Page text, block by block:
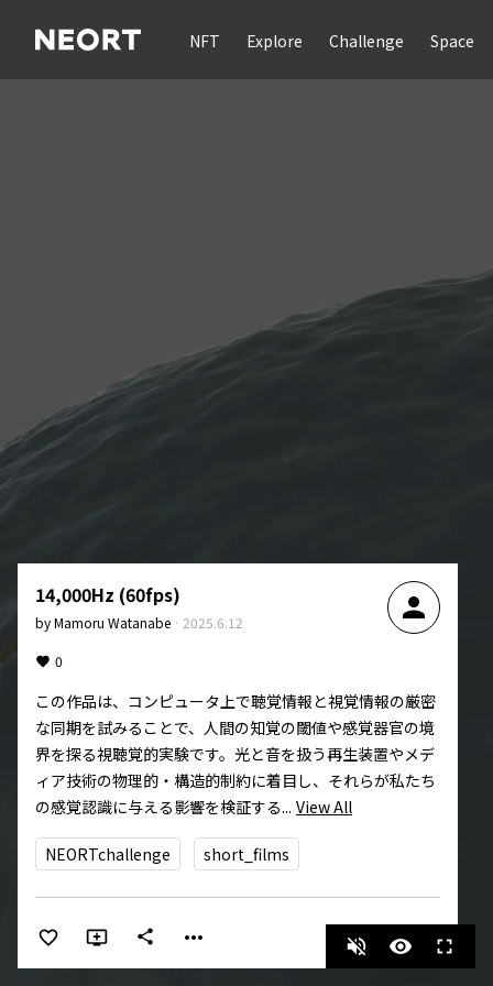
NFT Explore Challenge Space
14,000Hz (60fps)
byMamoru Watanabe · 2025.6.12 person
0
この作品は、コンピュータ上で聴覚情報と視覚情報の厳密
な同期を試みることで、人間の知覚の閾値や感覚器官の境
界を探る視聴覚的実験です。光と音を扱う再生装置やメデ
ィア技術の物理的・構造的制約に着目し、それらが私たち
の感覚認識に与える影響を検証する... View All
NEORTchallenge short_films
share more_horiz volume_off visibility fullscreen